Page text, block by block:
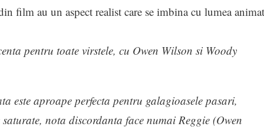
film au un aspect realist care se imbina cu lumea
pentru toate virstele, cu Owen Wilson si Woody
este aproape perfecta pentru galagioasele pasari,
nota discordanta face numai Reggie (Owen